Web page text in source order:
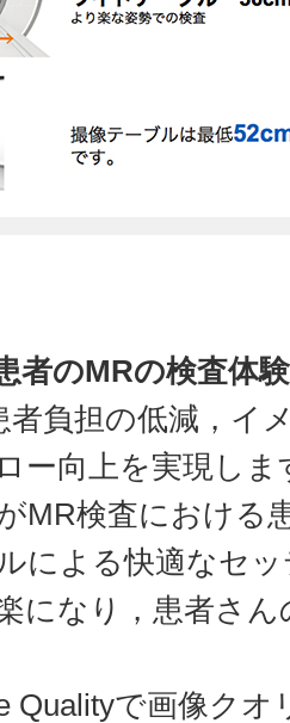
者のMRの検査体
負担の低減，イ
ー向上を実現しま
MR検査における
による快適なセ
になり，患者さ
Qualityで画像ク